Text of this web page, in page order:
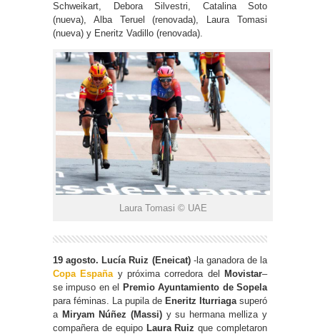
Schweikart, Debora Silvestri, Catalina Soto
(nueva), Alba Teruel (renovada), Laura Tomasi
(nueva) y Eneritz Vadillo (renovada).
Laura Tomasi © UAE
19 agosto. Lucía Ruiz (Eneicat)-la ganadora de la
Copa España y próxima corredora del Movistar–
se impuso en el
Premio Ayuntamiento de Sopela
para féminas. La pupila de Eneritz Iturriaga superó
a Miryam Núñez (Massi)y su hermana melliza y
compañera de equipo Laura Ruiz que completaron